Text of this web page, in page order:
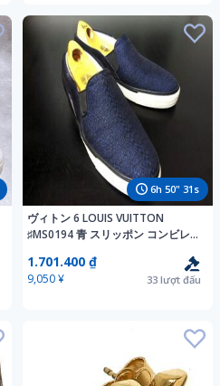
6h 50" 30 s
ヴィトン 6 LOUIS VUITTON
♯MS0194 青 スリッポン コンビレザ
1.701.400 ₫
9,050 ¥ 33 lượt đấu